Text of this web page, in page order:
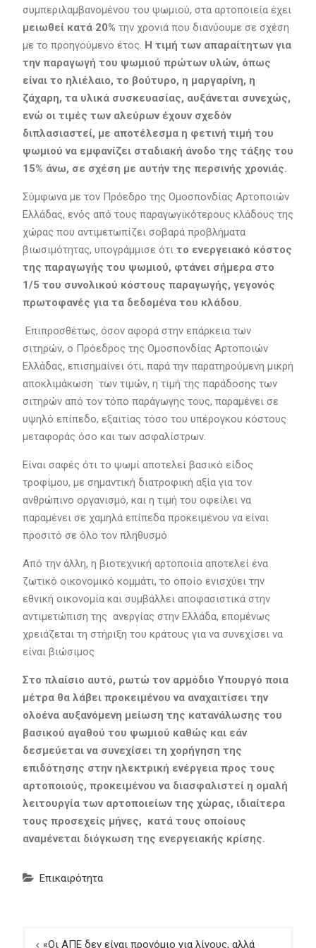
συμπεριλαμβανομένου του ψωμιού, στα αρτοποιεία έχει
μειωθεί κατά 20% την χρονιά που διανύουμε σε σχέση
με το προηγούμενο έτος. Η τιμή των απαραίτητων για
την παραγωγή του ψωμιού πρώτων υλών, όπως
είναι το ηλιέλαιο, το βούτυρο, η μαργαρίνη, η
ζάχαρη, τα υλικά συσκευασίας, αυξάνεται συνεχώς,
ενώ οι τιμές των αλεύρων έχουν σχεδόν
διπλασιαστεί, με αποτέλεσμα η φετινή τιμή του
ψωμιού να εμφανίζει σταδιακή άνοδο της τάξης του
15% άνω, σε σχέση με αυτήν της περσινής χρονιάς.
Σύμφωνα με τον Πρόεδρο της Ομοσπονδίας Aρτοποιών
Ελλάδας, ενός από τους παραγωγικότερους κλάδους της
χώρας που αντιμετωπίζει σοβαρά προβλήματα
βιωσιμότητας, υπογράμμισε ότι το ενεργειακό κόστος
της παραγωγής του ψωμιού, φτάνει σήμερα στο
1/5 του συνολικού κόστους παραγωγής, γεγονός
πρωτοφανές για τα δεδομένα του κλάδου.
Επιπροσθέτως, όσον αφορά στην επάρκεια των
σιτηρών, ο Πρόεδρος της Ομοσπονδίας Αρτοποιών
Ελλάδας, επισημαίνει ότι, παρά την παρατηρούμενη μικρή
αποκλιμάκωση των τιμών, η τιμή της παράδοσης των
σιτηρών από τον τόπο παράγωγης τους, παραμένει σε
υψηλό επίπεδο, εξαιτίας τόσο του υπέρογκου κόστους
μεταφοράς όσο και των ασφαλίστρων.
Είναι σαφές ότι το ψωμί αποτελεί βασικό είδος
τροφίμου, με σημαντική διατροφική αξία για τον
ανθρώπινο οργανισμό, και η τιμή του οφείλει να
παραμένει σε χαμηλά επίπεδα προκειμένου να είναι
προσιτό σε όλο τον πληθυσμό
Από την άλλη, η βιοτεχνική αρτοποιία αποτελεί ένα
ζωτικό οικονομικό κομμάτι, το οποίο ενισχύει την
εθνική οικονομία και συμβάλλει αποφασιστικά στην
αντιμετώπιση της ανεργίας στην Ελλάδα, επομένως
χρειάζεται τη στήριξη του κράτους για να συνεχίσει να
είναι βιώσιμος
Στο πλαίσιο αυτό, ρωτώ τον αρμόδιο Υπουργό ποια
μέτρα θα λάβει προκειμένου να αναχαιτίσει την
ολοένα αυξανόμενη μείωση της κατανάλωσης του
βασικού αγαθού του ψωμιού καθώς και εάν
δεσμεύεται να συνεχίσει τη χορήγηση της
επιδότησης στην ηλεκτρική ενέργεια προς τους
αρτοποιούς, προκειμένου να διασφαλιστεί η ομαλή
λειτουργία των αρτοποιείων της χώρας, ιδιαίτερα
τους προσεχείς μήνες, κατά τους οποίους
αναμένεται διόγκωση της ενεργειακής κρίσης.
Επικαιρότητα
Πλοήγηση
«Οι ΑΠΕ δεν είναι προνόμιο για λίγους, αλλά